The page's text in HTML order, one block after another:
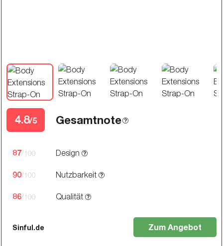
4.8/5 Gesamtnote
87/100 Design
90/100 Nutzbarkeit
86/100 Qualität
Sinful.de Zum Angebot